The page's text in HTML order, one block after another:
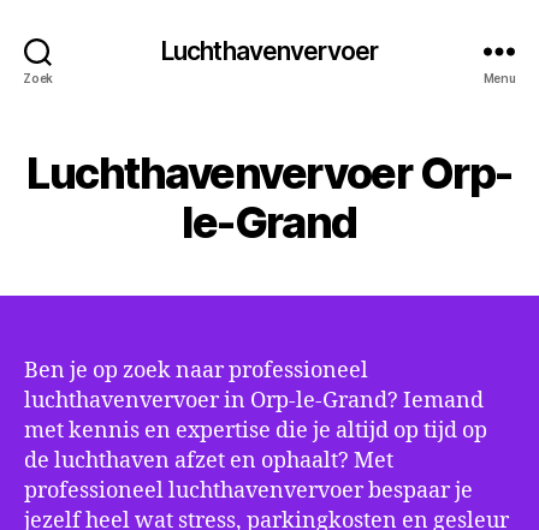
Zoek
Luchthavenvervoer
Menu
Luchthavenvervoer Orp-
le-Grand
Ben je op zoek naar professioneel
luchthavenvervoer in Orp-le-Grand? Iemand
met kennis en expertise die je altijd op tijd op
de luchthaven afzet en ophaalt? Met
professioneel luchthavenvervoer bespaar je
jezelf heel wat stress, parkingkosten en gesleur